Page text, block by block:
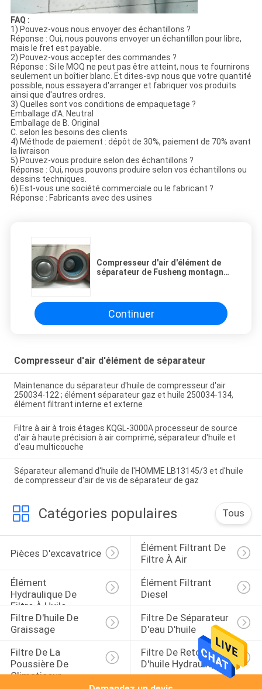
FAQ :
1) Pouvez-vous nous envoyer des échantillons ?
Réponse : Oui, nous pouvons envoyer un échantillon pour libre,
mais le fret est payable.
2) Pouvez-vous accepter des commandes ?
Réponse : Si le MOQ ne peut pas être atteint, nous te fournirons
seulement un boîtier blanc. Et dites-svp nous que votre quantité
possible, nous essayera d'arranger et fabriquer vos produits
ainsi que d'autres ordres.
3) Quelles sont vos conditions de empaquetage ?
Emballage d'A. Neutral
Emballage de B. Original
C. selon les besoins des clients
4) Méthode de paiement : dépôt de 30%, paiement de 70% avant
la livraison
5) Pouvez-vous produire selon des échantillons ?
Réponse : Oui, nous pouvons produire selon vos échantillons ou
dessins techniques.
6) Est-vous une société commerciale ou le fabricant ?
Réponse : Fabricants avec des usines
Compresseur d'air d'élément de
séparateur de Fusheng montagne
Continuer
Compresseur d'air d'élément de séparateur
Maintenance du séparateur d'huile de compresseur d'air
250034-122 ; élément séparateur gaz et huile 250034-134,
élément filtrant interne et externe
Filtre à air à trois étages KQGL-3000A processeur de source
d'air à haute précision à air comprimé, séparateur d'huile et
d'eau multicouche
Séparateur allemand d'huile de l'HOMME LB13145/3 et d'huile
de compresseur d'air de vis de séparateur de gaz
Catégories populaires Tous
Pièces D'excavatrice
Élément Filtrant De
Filtre À Air
Élément
Hydraulique De
Filtre À Huile
Élément Filtrant
Diesel
Filtre D'huile De
Graissage
Filtre De Séparateur
D'eau D'huile
Filtre De La
Poussière De
Climatiseur
Filtre De Retour
D'huile Hydraulique